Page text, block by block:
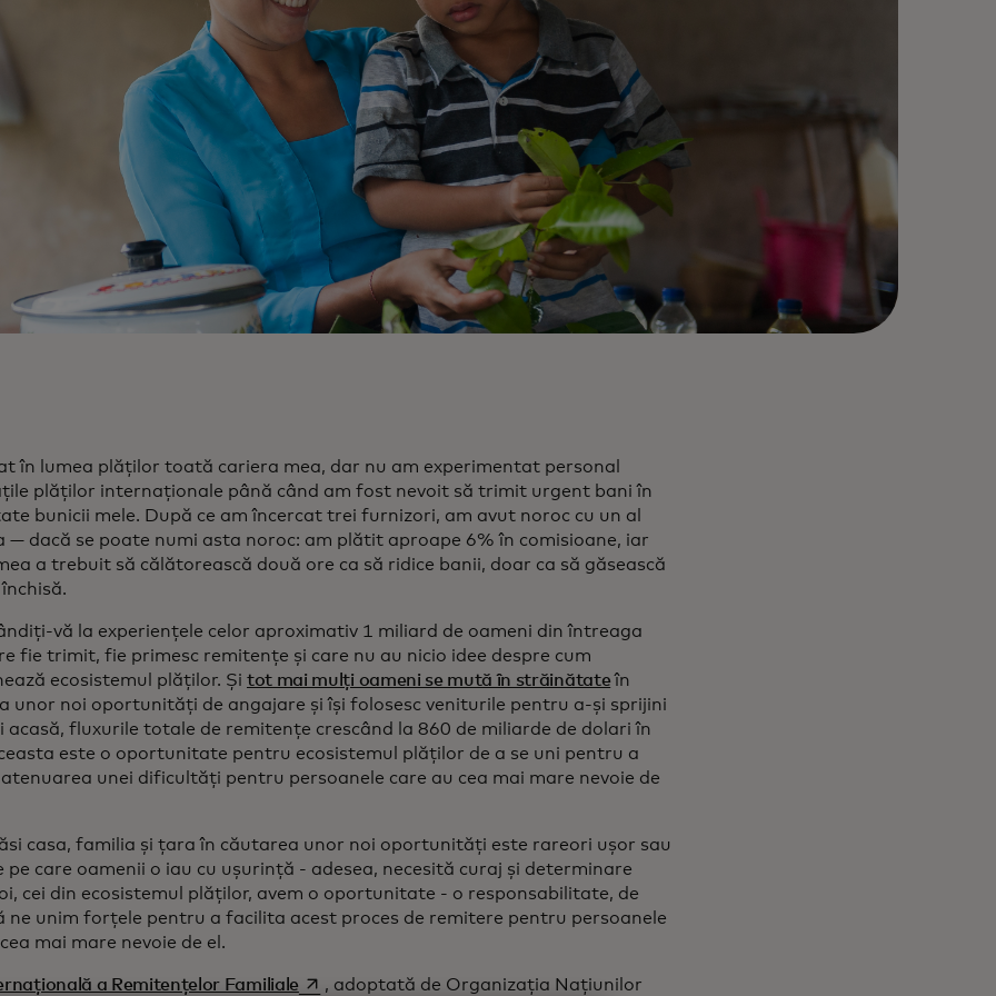
în lumea plăților toată cariera mea, dar nu am experimentat personal
plăților internaționale până când am fost nevoit să trimit urgent bani în
bunicii mele. După ce am încercat trei furnizori, am avut noroc cu un al
— dacă se poate numi asta noroc: am plătit aproape 6% în comisioane, iar
a trebuit să călătorească două ore ca să ridice banii, doar ca să găsească
vă la experiențele celor aproximativ 1 miliard de oameni din întreaga
fie trimit, fie primesc remitențe și care nu au nicio idee despre cum
ecosistemul plăților. Și tot mai mulți oameni se mută în străinătateîn
unor noi oportunități de angajare și își folosesc veniturile pentru a-și sprijini
acasă, fluxurile totale de remitențe crescând la 860 de miliarde de dolari în
este o oportunitate pentru ecosistemul plăților de a se uni pentru a
unei dificultăți pentru persoanele care au cea mai mare nevoie de
casa, familia și țara în căutarea unor noi oportunități este rareori ușor sau
pe care oamenii o iau cu ușurință - adesea, necesită curaj și determinare
cei din ecosistemul plăților, avem o oportunitate - o responsabilitate, de
ne unim forțele pentru a facilita acest proces de remitere pentru persoanele
mai mare nevoie de el.
a Remitențelor Familialeopens in a new tab
, adoptată de Organizația Națiunilor